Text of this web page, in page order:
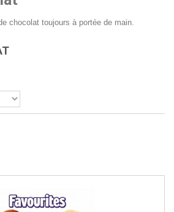
chocolat toujours à portée de main.